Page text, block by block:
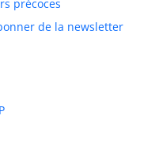
précoces
de la newsletter